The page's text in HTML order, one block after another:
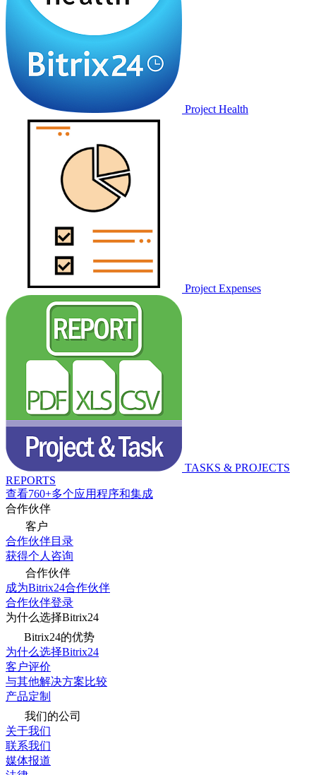
Project Health
Project Expenses
TASKS & PROJECTS
REPORTS
查看760+多个应用程序和集成
合作伙伴
客户
合作伙伴目录
获得个人咨询
合作伙伴
成为Bitrix24合作伙伴
合作伙伴登录
为什么选择Bitrix24
Bitrix24的优势
为什么选择Bitrix24
客户评价
与其他解决方案比较
产品定制
我们的公司
关于我们
联系我们
媒体报道